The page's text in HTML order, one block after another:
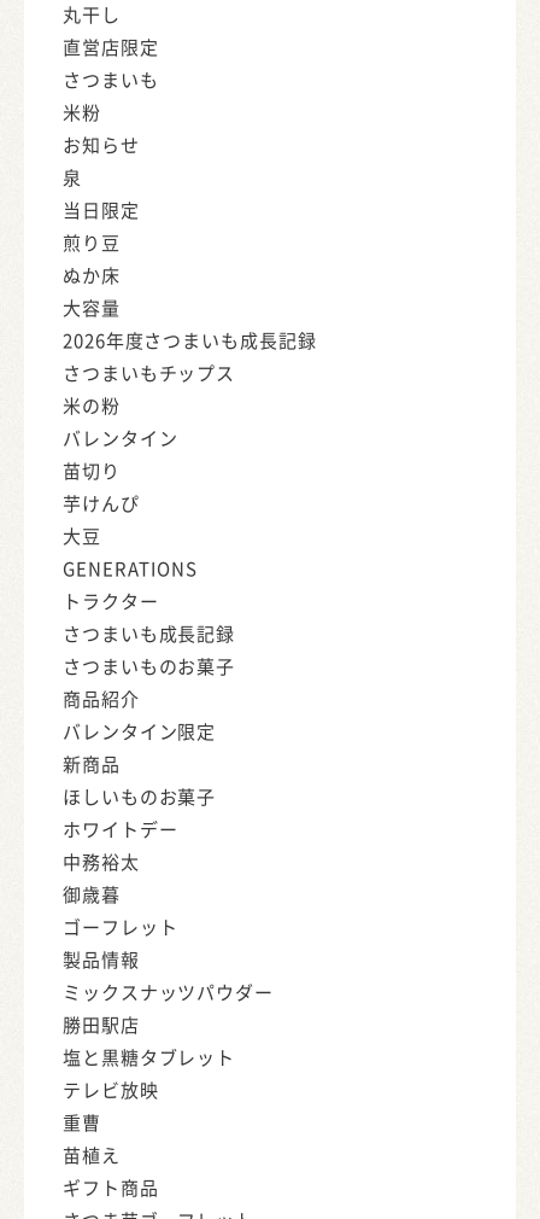
丸干し
直営店限定
さつまいも
米粉
お知らせ
泉
当日限定
煎り豆
ぬか床
大容量
2026年度さつまいも成長記録
さつまいもチップス
米の粉
バレンタイン
苗切り
芋けんぴ
大豆
GENERATIONS
トラクター
さつまいも成長記録
さつまいものお菓子
商品紹介
バレンタイン限定
新商品
ほしいものお菓子
ホワイトデー
中務裕太
御歳暮
ゴーフレット
製品情報
ミックスナッツパウダー
勝田駅店
塩と黒糖タブレット
テレビ放映
重曹
苗植え
ギフト商品